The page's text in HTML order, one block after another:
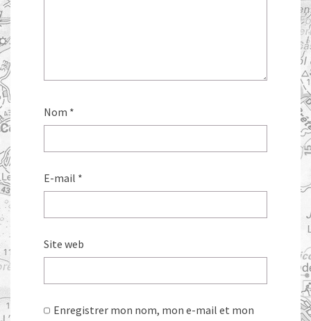
Nom *
E-mail *
Site web
Enregistrer mon nom, mon e-mail et mon